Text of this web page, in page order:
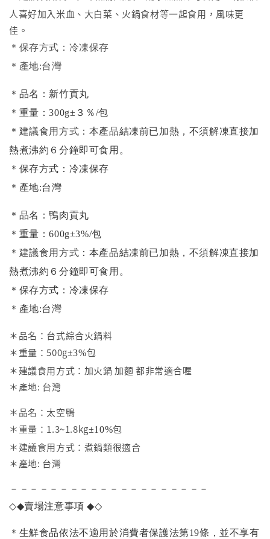
人喜好加入米血、大白菜、火鍋食材等一起食用，風味更
佳。
＊保存方式：冷凍保存
＊產地:台灣
＊品名：新竹貢丸
＊重量：300g±３％/包
＊建議食用方式： 本產品結凍前已加熱，不須解凍直接加
熱煮沸約６分鐘即可食用。
＊保存方式：冷凍保存
＊產地:台灣
＊品名：鴨肉貢丸
＊重量：600g±3%/包
＊建議食用方式： 本產品結凍前已加熱，不須解凍直接加
熱煮沸約６分鐘即可食用。
＊保存方式：冷凍保存
＊產地:台灣
＊品名：台式綜合火鍋料
＊重量：500g±3%包
＊建議食用方式：加火鍋 加麵 都非常適合喔
＊產地: 台灣
＊品名：太空鴨
＊重量：1.3~1.8kg±10%包
＊建議食用方式：煮鍋類很適合
＊產地: 台灣
－－－－－－－－－－－－－－－－－－－－
◇◆賣場注意事項◆◇
＊生鮮食品依法不適用於消費者保護法第19條，並不享有